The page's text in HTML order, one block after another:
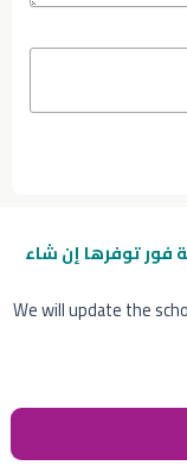
فور توفرها إن شاء
We will update the